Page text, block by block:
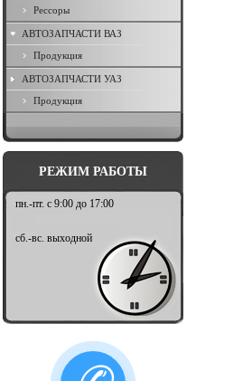
Рессоры
АВТОЗАПЧАСТИ ВАЗ
Продукция
АВТОЗАПЧАСТИ УАЗ
Продукция
РЕЖИМ РАБОТЫ
пн.-пт. с 9:00 до 17:00
сб.-вс. выходной